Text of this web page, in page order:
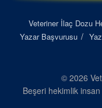
Veteriner İlaç Dozu
Yazar Başvurusu
© 2026
Beşeri hekimlik